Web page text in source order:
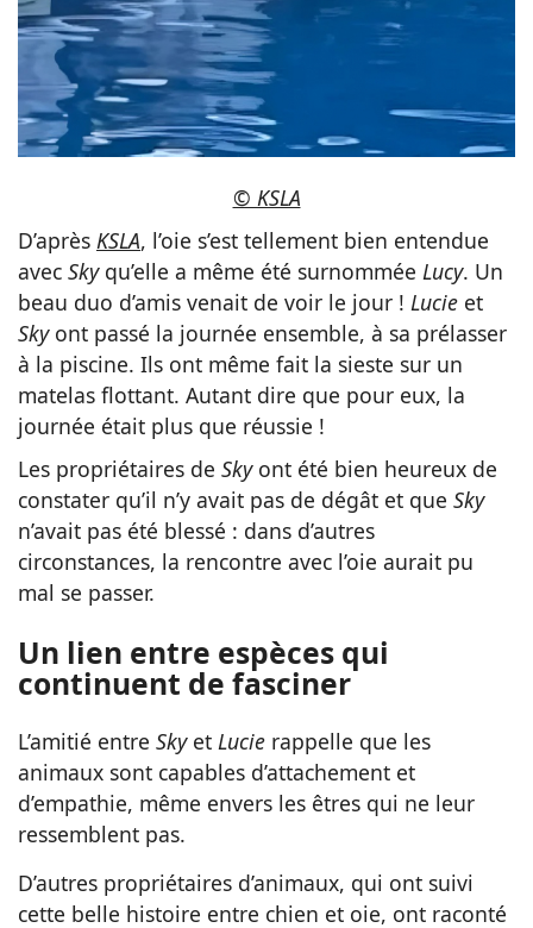
© KSLA
D’après KSLA, l’oie s’est tellement bien entendue
avec Sky qu’elle a même été surnommée Lucy. Un
beau duo d’amis venait de voir le jour ! Lucie et
Sky ont passé la journée ensemble, à sa prélasser
à la piscine. Ils ont même fait la sieste sur un
matelas flottant. Autant dire que pour eux, la
journée était plus que réussie !
Les propriétaires de Sky ont été bien heureux de
constater qu’il n’y avait pas de dégât et que Sky
n’avait pas été blessé : dans d’autres
circonstances, la rencontre avec l’oie aurait pu
mal se passer.
Un lien entre espèces qui
continuent de fasciner
L’amitié entre Sky et Lucie rappelle que les
animaux sont capables d’attachement et
d’empathie, même envers les êtres qui ne leur
ressemblent pas.
D’autres propriétaires d’animaux, qui ont suivi
cette belle histoire entre chien et oie, ont raconté